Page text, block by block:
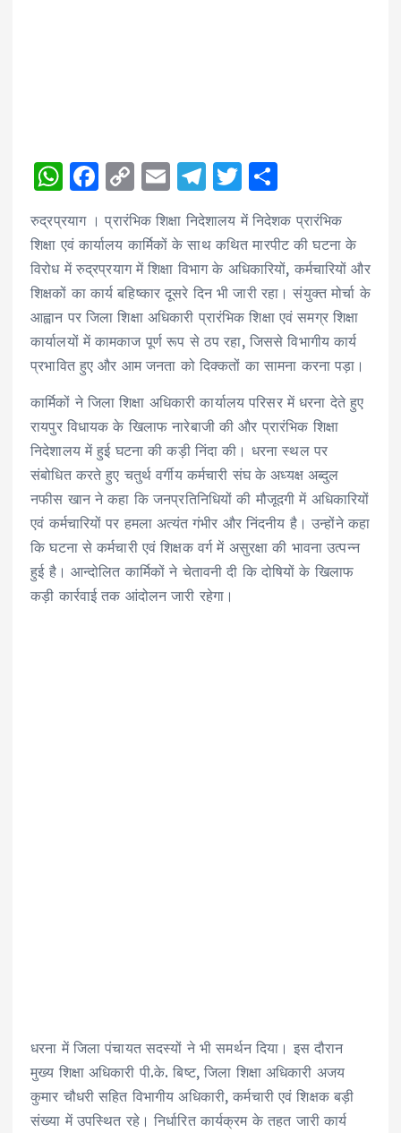
W
a
ts
A
p
p
F
c
e
b
o
o
k
C
o
p
y
Li
n
k
E
m
ai
l
T
e
g
r
a
m
T
w
it
te
r
a
re
रुद्रप्रयाग । प्रारंभिक शिक्षा निदेशालय में निदेशक प्रारंभिक
शिक्षा एवं कार्यालय कार्मिकों के साथ कथित मारपीट की घटना के
विरोध में रुद्रप्रयाग में शिक्षा विभाग के अधिकारियों, कर्मचारियों और
शिक्षकों का कार्य बहिष्कार दूसरे दिन भी जारी रहा। संयुक्त मोर्चा के
आह्वान पर जिला शिक्षा अधिकारी प्रारंभिक शिक्षा एवं समग्र शिक्षा
कार्यालयों में कामकाज पूर्ण रूप से ठप रहा, जिससे विभागीय कार्य
प्रभावित हुए और आम जनता को दिक्कतों का सामना करना पड़ा।
कार्मिकों ने जिला शिक्षा अधिकारी कार्यालय परिसर में धरना देते हुए
रायपुर विधायक के खिलाफ नारेबाजी की और प्रारंभिक शिक्षा
निदेशालय में हुई घटना की कड़ी निंदा की। धरना स्थल पर
संबोधित करते हुए चतुर्थ वर्गीय कर्मचारी संघ के अध्यक्ष अब्दुल
नफीस खान ने कहा कि जनप्रतिनिधियों की मौजूदगी में अधिकारियों
एवं कर्मचारियों पर हमला अत्यंत गंभीर और निंदनीय है। उन्होंने कहा
कि घटना से कर्मचारी एवं शिक्षक वर्ग में असुरक्षा की भावना उत्पन्न
हुई है। आन्दोलित कार्मिकों ने चेतावनी दी कि दोषियों के खिलाफ
कड़ी कार्रवाई तक आंदोलन जारी रहेगा।
धरना में जिला पंचायत सदस्यों ने भी समर्थन दिया। इस दौरान
मुख्य शिक्षा अधिकारी पी.के. बिष्ट, जिला शिक्षा अधिकारी अजय
कुमार चौधरी सहित विभागीय अधिकारी, कर्मचारी एवं शिक्षक बड़ी
संख्या में उपस्थित रहे। निर्धारित कार्यक्रम के तहत जारी कार्य